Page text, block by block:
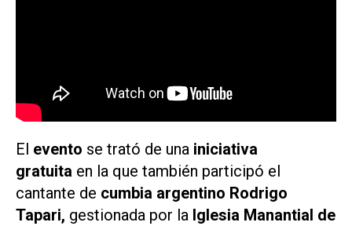
El evento se trató de una iniciativa
gratuita en la que también participó el
cantante de cumbia argentino Rodrigo
Tapari, gestionada por la Iglesia Manantial de